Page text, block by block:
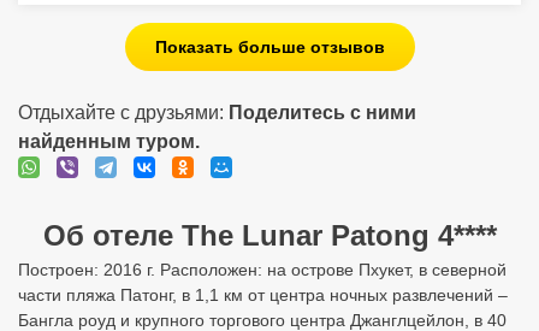
Показать больше отзывов
Отдыхайте с друзьями: Поделитесь с ними
найденным туром.
Об отеле The Lunar Patong 4****
Построен: 2016 г. Расположен: на острове Пхукет, в северной
части пляжа Патонг, в 1,1 км от центра ночных развлечений –
Бангла роуд и крупного торгового центра Джанглцейлон, в 40